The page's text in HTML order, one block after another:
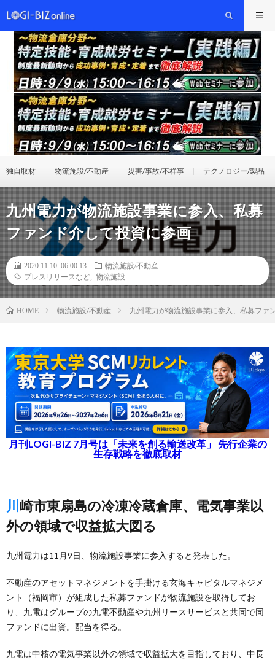
独自取材 物流施設/不動産 災害/事故/不祥事 テクノロジー/製品
九州電力が物流施設事業に参入、私募
ファンド介して投資に参画
2020.11.10 06:00:13
物流施設/不動産
プレスリリースなど
物流施設
HOME 物流施設/不動産 九州電力が物流施設事業に参入、私募ファ
月刊LOGI-BIZ 7月号は「未来を創る輸送改革」 先行企業の
生存戦略を徹底取材
川崎市東扇島の冷凍冷蔵倉庫、電気事業以
外の領域で収益拡大図る
九州電力は11月9日、物流施設事業に参入すると発表した。
不動産のアセットマネジメントを手掛ける玄海キャピタルマネジメ
ント（福岡市）が組成した私募ファンドが物流施設を取得してお
り、九電はグループの九電不動産や九州リースサービスと共同で同
ファンドに出資。配当を得る。
九電は中核の電気事業以外の領域で収益拡大を目指しており、中長